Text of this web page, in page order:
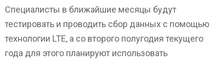
Специалисты в ближайшие месяцы будут
тестировать и проводить сбор данных с помощью
технологии LTE, а со второго полугодия текущего
года для этого планируют использовать